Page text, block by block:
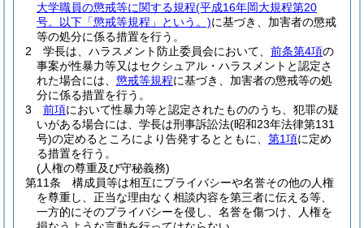
大学職員の懲戒等に関する規程(平成16年岡大規程第20
号。以下「懲戒等規程」という。)に基づき、加害者の懲戒
等の処分に係る措置を行う。
2
学長は、ハラスメント防止委員会において、 前条第4項の
事案が性暴力等又はセクシュアル・ハラスメントと認定さ
れた場合には、 懲戒等規程に基づき、加害者の懲戒等の処
分に係る措置を行う。
3
前項において性暴力等と認定されたもののうち、犯罪の疑
いがある場合には、学長は刑事訴訟法(昭和23年法律第131
号)の定めるところにより告発するとともに、 第1項に定め
る措置を行う。
(人権の尊重及び守秘義務)
第11条
構成員等は相互にプライバシーや名誉その他の人権
を尊重し、正当な理由なく相談内容を第三者に伝える等、
一方的にそのプライバシーを侵し、名誉を傷つけ、人権を